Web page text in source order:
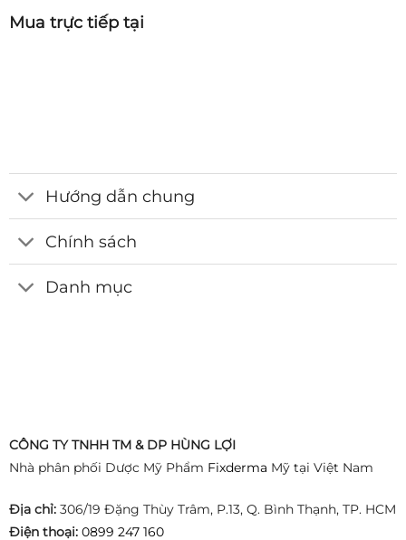
Mua trực tiếp tại
Hướng dẫn chung
Chính sách
Danh mục
CÔNG TY TNHH TM & DP HÙNG LỢI
Nhà phân phối Dược Mỹ Phẩm Fixderma Mỹ tại Việt Nam
Địa chỉ:306/19 Đặng Thùy Trâm, P.13, Q. Bình Thạnh, TP. HCM
Điện thoại: 0899 247 160